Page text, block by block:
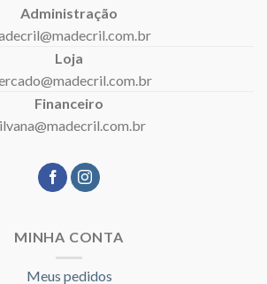
Administração
Loja
Financeiro
MINHA CONTA
Meus pedidos